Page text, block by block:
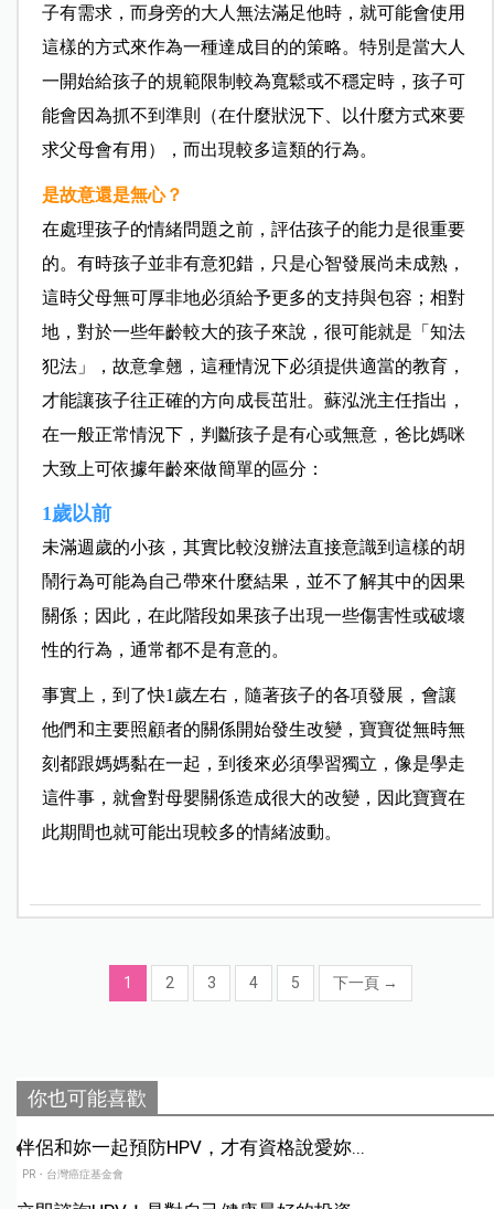
子有需求，而身旁的大人無法滿足他時，就可能會使用
這樣的方式來作為一種達成目的的策略。特別是當大人
一開始給孩子的規範限制較為寬鬆或不穩定時，孩子可
能會因為抓不到準則（在什麼狀況下、以什麼方式來要
求父母會有用），而出現較多這類的行為。
是故意還是無心？
在處理孩子的情緒問題之前，評估孩子的能力是很重要
的。有時孩子並非有意犯錯，只是心智發展尚未成熟，
這時父母無可厚非地必須給予更多的支持與包容；相對
地，對於一些年齡較大的孩子來說，很可能就是「知法
犯法」，故意拿翹，這種情況下必須提供適當的教育，
才能讓孩子往正確的方向成長茁壯。蘇泓洸主任指出，
在一般正常情況下，判斷孩子是有心或無意，爸比媽咪
大致上可依據年齡來做簡單的區分：
1歲以前
未滿週歲的小孩，其實比較沒辦法直接意識到這樣的胡
鬧行為可能為自己帶來什麼結果，並不了解其中的因果
關係；因此，在此階段如果孩子出現一些傷害性或破壞
性的行為，通常都不是有意的。
事實上，到了快1歲左右，隨著孩子的各項發展，會讓
他們和主要照顧者的關係開始發生改變，寶寶從無時無
刻都跟媽媽黏在一起，到後來必須學習獨立，像是學走
這件事，就會對母嬰關係造成很大的改變，因此寶寶在
此期間也就可能出現較多的情緒波動。
1 2 3 4 5 下一頁 →
你也可能喜歡
伴侶和妳一起預防HPV，才有資格說愛妳...
PR・台灣癌症基金會